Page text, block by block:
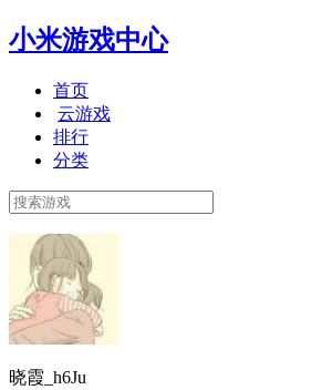
小米游戏中心
首页
云游戏
排行
分类
晓霞_h6Ju